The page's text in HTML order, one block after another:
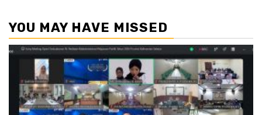
YOU MAY HAVE MISSED